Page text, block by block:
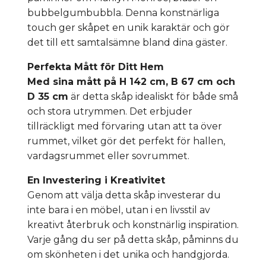
bubbelgumbubbla. Denna konstnärliga
touch ger skåpet en unik karaktär och gör
det till ett samtalsämne bland dina gäster.
Perfekta Mått för Ditt Hem
Med sina mått på H 142 cm, B 67 cm och
D 35 cm är detta skåp idealiskt för både små
och stora utrymmen. Det erbjuder
tillräckligt med förvaring utan att ta över
rummet, vilket gör det perfekt för hallen,
vardagsrummet eller sovrummet.
En Investering i Kreativitet
Genom att välja detta skåp investerar du
inte bara i en möbel, utan i en livsstil av
kreativt återbruk och konstnärlig inspiration.
Varje gång du ser på detta skåp, påminns du
om skönheten i det unika och handgjorda.